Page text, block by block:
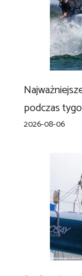
podczas
2026-08-06